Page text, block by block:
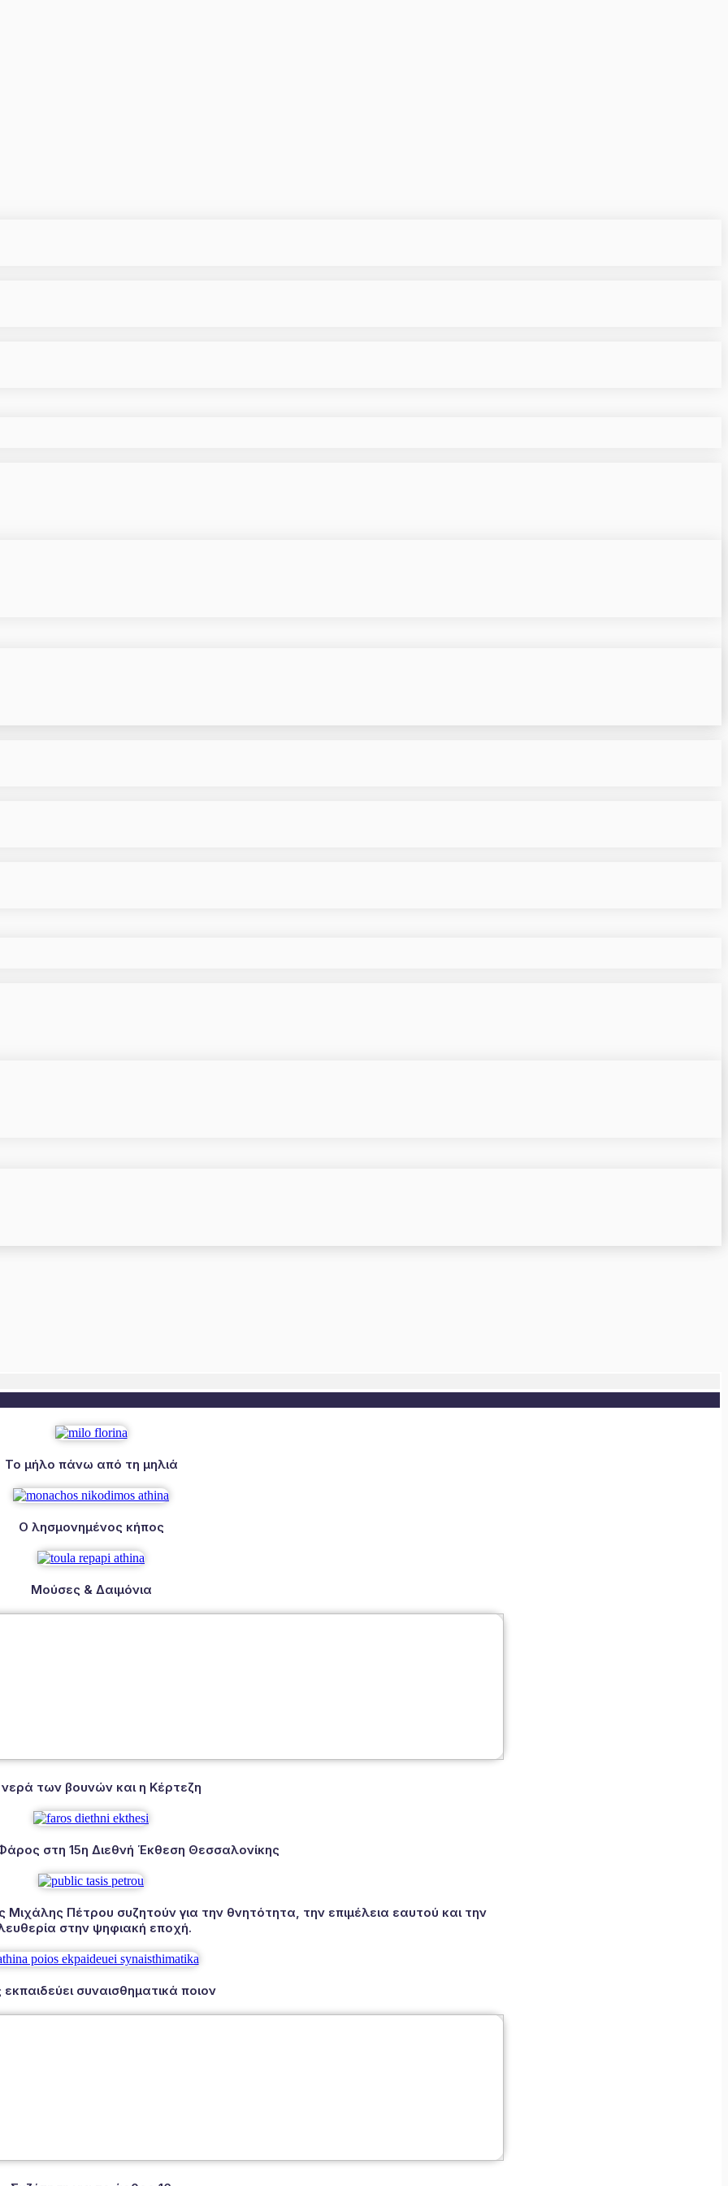
Το μήλο πάνω από τη μηλιά
Ο λησμονημένος κήπος
Μούσες & Δαιμόνια
των βουνών και η Κέρτεζη
στη 15η Διεθνή Έκθεση Θεσσαλονίκης
Πέτρου συζητούν για την θνητότητα, την επιμέλεια εαυτού και την
στην ψηφιακή εποχή.
εκπαιδεύει συναισθηματικά ποιον